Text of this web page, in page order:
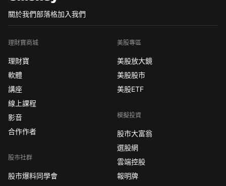
關於我們部落格加入我們
理財寶商城
理財寶
軟體
講座
線上課程
影音
合作作者
股市社群
股市爆料同學會
美股專區
美股放大鏡
美股股市
美股ETF
模擬投資
股市大富翁
選股網
雲端控股
報明牌